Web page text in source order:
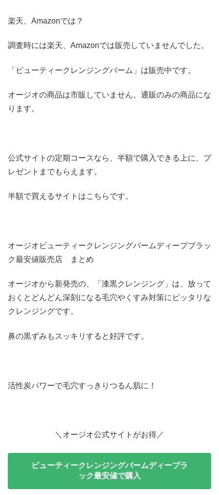
楽天、Amazonでは？
調査時には楽天、Amazonでは販売していませんでした。
「ビューティークレンジングバーム」は販売中です。
オージオの商品は市販していません。通販のみの商品にな
ります。
公式サイトの定期コースなら、半額で購入できる上に、プ
レゼントまでもらえます。
半額で買えるサイトはこちらです。
オージオビューティークレンジングバームディープブラッ
ク最安値販売店 まとめ
オージオから新発売の、「漆黒クレンジング」は、放って
おくとどんどん深刻になる毛穴やくすみ対策にピッタリな
クレンジングです。
鼻の黒ずみもスッキリすると好評です。
活性炭パワーで毛穴すっきりつるん肌に！
＼オージオ公式サイトがお得／
ビューティークレンジングバームディーブラ
ック最安値で購入